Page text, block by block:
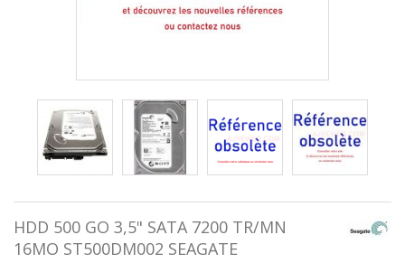
HDD 500 GO 3,5" SATA 7200 TR/MN
16MO ST500DM002 SEAGATE